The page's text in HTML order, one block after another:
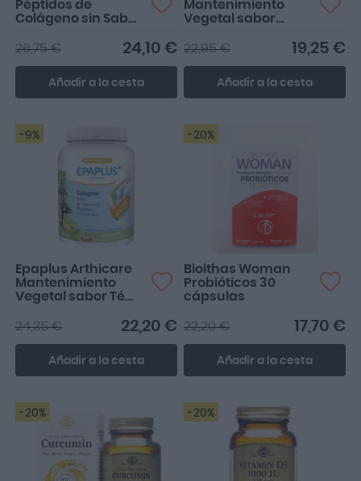
Péptidos de
Colágeno sin Sabor
24,10 €
26,75 €
Añadir a la cesta
Mantenimiento
Vegetal sabor
19,25 €
22,95 €
Añadir a la cesta
-9%
Epaplus Arthicare
Mantenimiento
Vegetal sabor Té
22,20 €
24,35 €
Añadir a la cesta
-20%
Bioithas Woman
Probióticos 30
cápsulas
17,70 €
22,20 €
Añadir a la cesta
-20%
Muy bueno. Lo que
esperaba
-20%